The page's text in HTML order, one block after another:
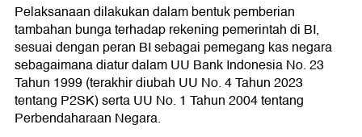
Pelaksanaan dilakukan dalam bentuk pemberian
tambahan bunga terhadap rekening pemerintah di BI,
sesuai dengan peran BI sebagai pemegang kas negara
sebagaimana diatur dalam UU Bank Indonesia No. 23
Tahun 1999 (terakhir diubah UU No. 4 Tahun 2023
tentang P2SK) serta UU No. 1 Tahun 2004 tentang
Perbendaharaan Negara.